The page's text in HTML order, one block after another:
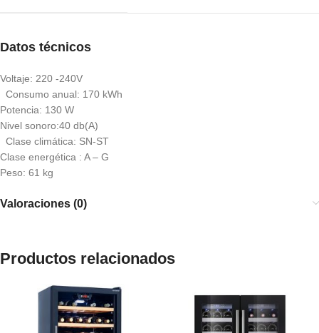
Datos técnicos
Voltaje: 220 -240V
Consumo anual: 170 kWh
Potencia: 130 W
Nivel sonoro:40 db(A)
Clase climática: SN-ST
Clase energética : A – G
Peso: 61 kg
Valoraciones (0)
Productos relacionados